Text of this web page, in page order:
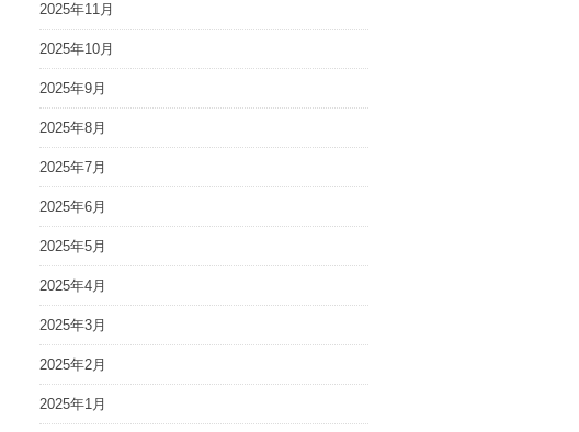
2025年11月
2025年10月
2025年9月
2025年8月
2025年7月
2025年6月
2025年5月
2025年4月
2025年3月
2025年2月
2025年1月